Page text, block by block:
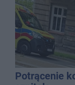
Potrącenie